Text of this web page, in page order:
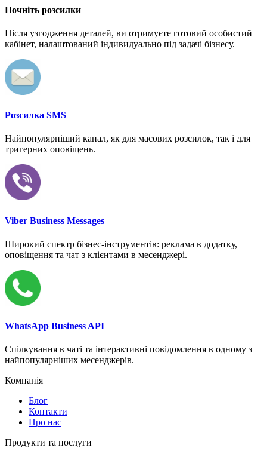
Почніть розсилки
Після узгодження деталей, ви отримуєте готовий особистий
кабінет, налаштований індивидуально під задачі бізнесу.
Розсилка SMS
Найпопулярніший канал, як для масових розсилок, так і для
тригерних оповіщень.
Viber Business Messages
Широкий спектр бізнес-інструментів: реклама в додатку,
оповіщення та чат з клієнтами в месенджері.
WhatsApp Business API
Спілкування в чаті та інтерактивні повідомлення в одному з
найпопулярніших месенджерів.
Компанія
Блог
Контакти
Про нас
Продукти та послуги